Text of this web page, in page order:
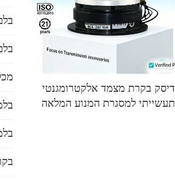
דיסק בקרת מצמד אלקטרומגנטי
תעשייתי למסגרת המנוע המלאה